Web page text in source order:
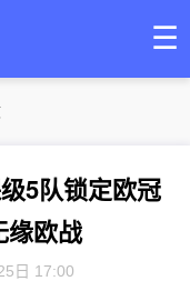
☰
5队锁定欧冠
缘欧战
日 17:00